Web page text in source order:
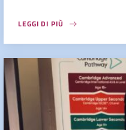
LEGGI DI PIÙ